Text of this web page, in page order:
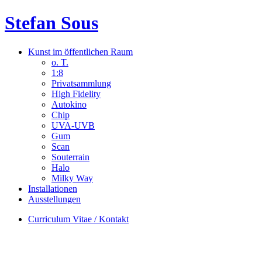
Stefan Sous
Kunst im öffentlichen Raum
o. T.
1:8
Privatsammlung
High Fidelity
Autokino
Chip
UVA-UVB
Gum
Scan
Souterrain
Halo
Milky Way
Installationen
Ausstellungen
Curriculum Vitae / Kontakt